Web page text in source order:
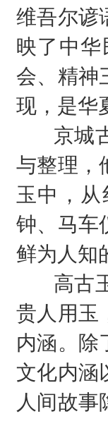
维吾尔谚
映了中
会、精神
现，是华
京城
与整理，
玉中，
钟、马车
鲜为人知
高古
贵人用玉
内涵。除
文化内涵
人间故